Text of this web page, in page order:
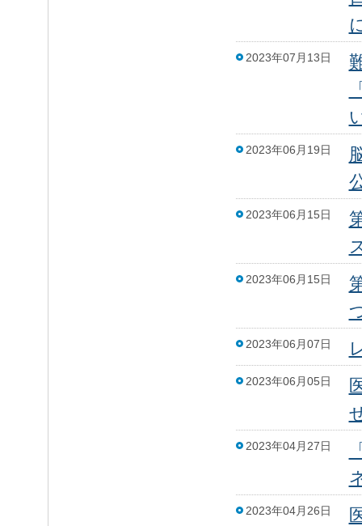
2023年07月13日
2023年06月19日
2023年06月15日
2023年06月15日
2023年06月07日
2023年06月05日
2023年04月27日
2023年04月26日